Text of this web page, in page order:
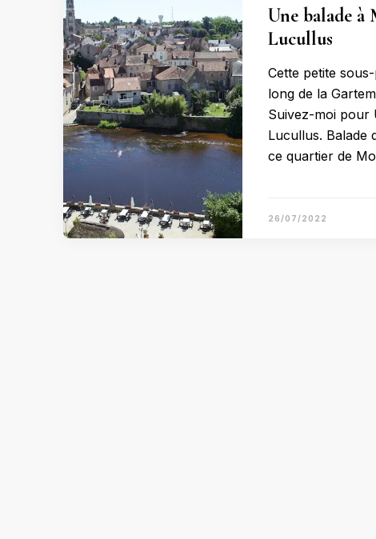
Une balade
Lucullus
Cette petite
long de la
Suivez-moi pour
Lucullus. Balade
ce quartier de
26/07/2022